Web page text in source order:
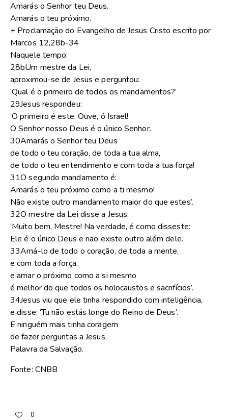
Amarás o Senhor teu Deus.
Amarás o teu próximo.
+ Proclamação do Evangelho de Jesus Cristo escrito por
Marcos 12,28b-34
Naquele tempo:
28bUm mestre da Lei,
aproximou-se de Jesus e perguntou:
‘Qual é o primeiro de todos os mandamentos?’
29Jesus respondeu:
‘O primeiro é este: Ouve, ó Israel!
O Senhor nosso Deus é o único Senhor.
30Amarás o Senhor teu Deus
de todo o teu coração, de toda a tua alma,
de todo o teu entendimento e com toda a tua força!
31O segundo mandamento é:
Amarás o teu próximo como a ti mesmo!
Não existe outro mandamento maior do que estes’.
32O mestre da Lei disse a Jesus:
‘Muito bem, Mestre! Na verdade, é como disseste:
Ele é o único Deus e não existe outro além dele.
33Amá-lo de todo o coração, de toda a mente,
e com toda a força,
e amar o próximo como a si mesmo
é melhor do que todos os holocaustos e sacrifícios’.
34Jesus viu que ele tinha respondido com inteligência,
e disse: ‘Tu não estás longe do Reino de Deus’.
E ninguém mais tinha coragem
de fazer perguntas a Jesus.
Palavra da Salvação.
Fonte: CNBB
0